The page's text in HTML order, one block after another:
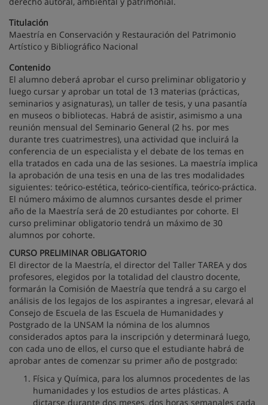
Titulación
Maestría en Conservación y Restauración del Patrimonio
Artístico y Bibliográfico Nacional
Contenido
El alumno deberá aprobar el curso preliminar obligatorio y
luego cursar y aprobar un total de 13 materias (prácticas,
seminarios y asignaturas), un taller de tesis, y una pasantía
en museos o bibliotecas. Habrá de asistir, asimismo a una
reunión mensual del Seminario General (2 hs. por mes
durante tres cuatrimestres), una actividad que incluirá la
conferencia de un especialista y el debate de los temas en
ella tratados en cada una de las sesiones. La maestría implica
la aprobación de una tesis en una de las tres modalidades
siguientes: teórico-estética, teórico-científica, teórico-práctica.
El número máximo de alumnos cursantes desde el primer
año de la Maestría será de 20 estudiantes por cohorte. El
curso preliminar obligatorio tendrá un máximo de 30
alumnos por cohorte.
CURSO PRELIMINAR OBLIGATORIO
El director de la Maestría, el director del Taller TAREA y dos
profesores, elegidos por la totalidad del claustro docente,
formarán la Comisión de Maestría que tendrá a su cargo el
análisis de los legajos de los aspirantes a ingresar, elevará al
Consejo de Escuela de las Escuela de Humanidades y
Postgrado de la UNSAM la nómina de los alumnos
considerados aptos para la inscripción y determinará luego,
con cada uno de ellos, el curso que el estudiante habrá de
aprobar antes de comenzar su primer año de postgrado:
Física y Química, para los alumnos procedentes de las
humanidades y los estudios de artes plásticas. A
dictarse durante dos meses, dos horas semanales cada